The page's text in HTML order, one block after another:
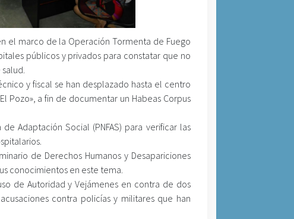
el marco de la Operación Tormenta de Fuego
públicos y privados para constatar que no
y fiscal se han desplazado hasta el centro
Pozo», a fin de documentar un Habeas Corpus
Adaptación Social (PNFAS) para verificar las
de Derechos Humanos y Desapariciones
conocimientos en este tema.
de Autoridad y Vejámenes en contra de dos
contra policías y militares que han